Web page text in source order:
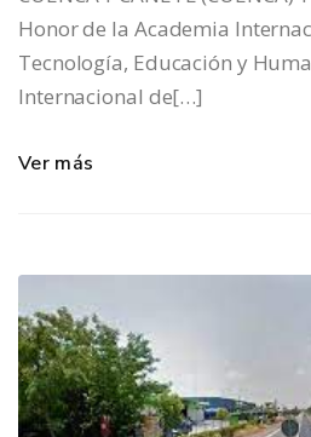
Honor de la Academia
Tecnología, Educación y
Internacional de[…]
Ver más